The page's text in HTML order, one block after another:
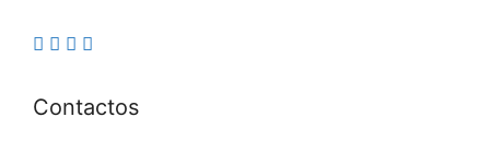
Contactos